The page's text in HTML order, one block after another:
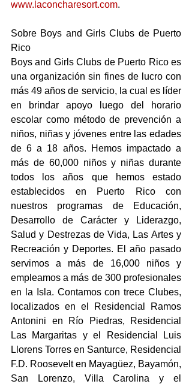
www.laconcharesort.com.
Sobre Boys and Girls Clubs de Puerto
Rico
Boys and Girls Clubs de Puerto Rico es
una organización sin fines de lucro con
más 49 años de servicio, la cual es líder
en brindar apoyo luego del horario
escolar como método de prevención a
niños, niñas y jóvenes entre las edades
de 6 a 18 años. Hemos impactado a
más de 60,000 niños y niñas durante
todos los años que hemos estado
establecidos en Puerto Rico con
nuestros programas de Educación,
Desarrollo de Carácter y Liderazgo,
Salud y Destrezas de Vida, Las Artes y
Recreación y Deportes. El año pasado
servimos a más de 16,000 niños y
empleamos a más de 300 profesionales
en la Isla. Contamos con trece Clubes,
localizados en el Residencial Ramos
Antonini en Río Piedras, Residencial
Las Margaritas y el Residencial Luis
Llorens Torres en Santurce, Residencial
F.D. Roosevelt en Mayagüez, Bayamón,
San Lorenzo, Villa Carolina y el